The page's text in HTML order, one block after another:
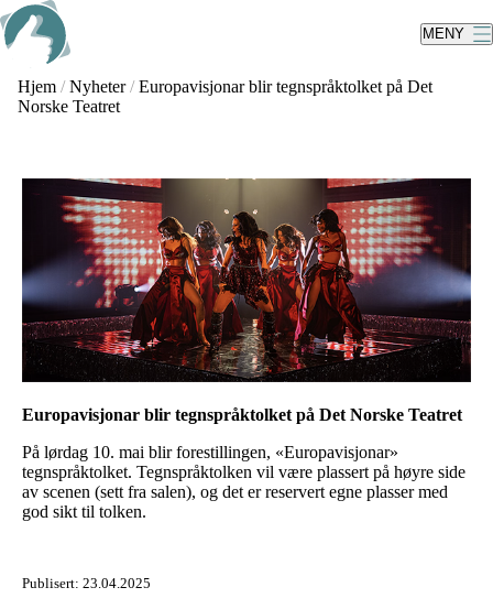
Skip
to
main
content
MENY
Hjem / Nyheter / Europavisjonar blir tegnspråktolket på Det
Norske Teatret
Europavisjonar blir tegnspråktolket på Det Norske Teatret
På lørdag 10. mai blir forestillingen, «Europavisjonar»
tegnspråktolket. Tegnspråktolken vil være plassert på høyre side
av scenen (sett fra salen), og det er reservert egne plasser med
god sikt til tolken.
Publisert: 23.04.2025